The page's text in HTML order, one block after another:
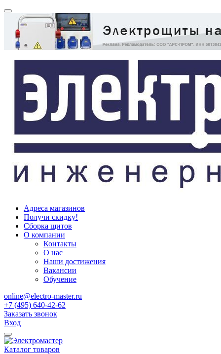
Адреса магазинов
Получи скидку!
Сборка щитов
О компании
Контакты
О нас
Наши достижения
Вакансии
Обучение
online@electro-master.ru
+7 (495) 640-42-62
Заказать звонок
Вход
Каталог товаров